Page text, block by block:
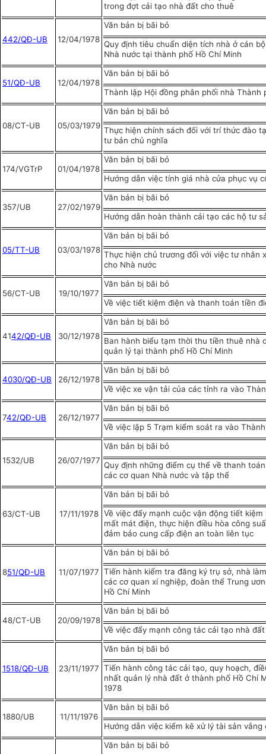
trong đợt cải tạo nhà đất cho thuê
442/QĐ-UB 12/04/1978
Văn bản bị bãi bỏ
Quy định tiêu chuẩn diện tích nhà ở cán
Nhà nước tại thành phố Hồ Chí Minh
51/QĐ-UB 12/04/1978
Văn bản bị bãi bỏ
Thành lập Hội đồng phân phối nhà Thành
08/CT-UB 05/03/1979
Văn bản bị bãi bỏ
Thực hiện chính sách đối với trí thức đào
tư bản chủ nghĩa
174/VGTrP 01/04/1978
Văn bản bị bãi bỏ
Hướng dẫn việc tính giá nhà cửa phục vụ
357/UB 27/02/1979
Văn bản bị bãi bỏ
Hướng dẫn hoàn thành cải tạo các hộ tư
05/TT-UB 03/03/1978
Văn bản bị bãi bỏ
Thực hiện chủ trương đối với việc tư nhân
cho Nhà nước
56/CT-UB 19/10/1977
Văn bản bị bãi bỏ
Về việc tiết kiệm điện và thanh toán tiền
4142/QĐ-UB 30/12/1978
Văn bản bị bãi bỏ
Ban hành biểu tạm thời thu tiền thuê nhà
quản lý tại thành phố Hồ Chí Minh
4030/QĐ-UB 26/12/1978
Văn bản bị bãi bỏ
Về việc xe vận tải của các tỉnh ra vào
742/QĐ-UB 26/12/1977
Văn bản bị bãi bỏ
Về việc lập 5 Trạm kiểm soát ra vào
1532/UB 26/07/1977
Văn bản bị bãi bỏ
Quy định những điểm cụ thể về thanh
các cơ quan Nhà nước và tập thể
63/CT-UB 17/11/1978
Văn bản bị bãi bỏ
Về việc đẩy mạnh cuộc vận động tiết
mất mát điện, thực hiện điều hòa công
đảm bảo cung cấp điện an toàn liên tục
851/QĐ-UB 11/07/1977
Văn bản bị bãi bỏ
Tiến hành kiểm tra đăng ký trụ sở, nhà
các cơ quan xí nghiệp, đoàn thể Trung
Hồ Chí Minh
48/CT-UB 20/09/1978
Văn bản bị bãi bỏ
Về việc đẩy mạnh công tác cải tạo nhà
1518/QĐ-UB 23/11/1977
Văn bản bị bãi bỏ
Tiến hành công tác cải tạo, quy hoạch,
nhất quản lý nhà đất ở thành phố Hồ Chí
1978
1880/UB 11/11/1976
Văn bản bị bãi bỏ
Hướng dẫn việc kiểm kê xử lý tài sản vắng
Văn bản bị bãi bỏ